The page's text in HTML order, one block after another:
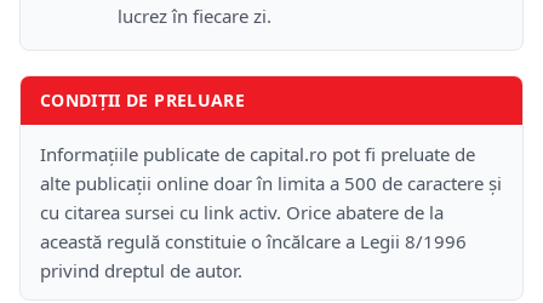
lucrez în fiecare zi.
CONDIȚII DE PRELUARE
Informațiile publicate de capital.ro pot fi preluate de
alte publicații online doar în limita a 500 de caractere și
cu citarea sursei cu link activ. Orice abatere de la
această regulă constituie o încălcare a Legii 8/1996
privind dreptul de autor.